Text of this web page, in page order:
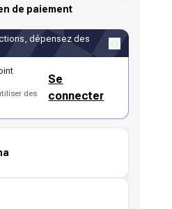
de paiement
dépensez des
des
Se
connecter